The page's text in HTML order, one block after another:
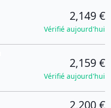
2,149 €
Vérifié aujourd'hui
2,159 €
Vérifié aujourd'hui
2,200 €